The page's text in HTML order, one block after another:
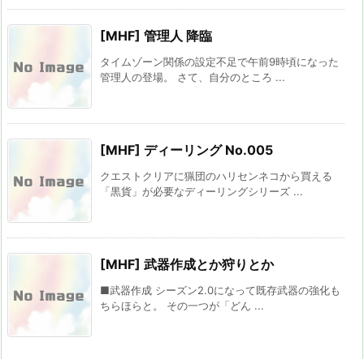
[MHF] 管理人 降臨
タイムゾーン関係の設定不足で午前9時頃になった
管理人の登場。 さて、自分のところ ...
[MHF] ディーリング No.005
クエストクリアに猟団のハリセンネコから買える
「黒貨」が必要なディーリングシリーズ ...
[MHF] 武器作成とか狩りとか
■武器作成 シーズン2.0になって既存武器の強化も
ちらほらと。 その一つが「どん ...